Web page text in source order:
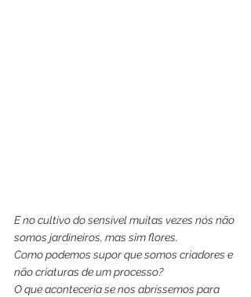
E no cultivo do sensível muitas vezes nós não
somos jardineiros, mas sim flores.
Como podemos supor que somos criadores e
não criaturas de um processo?
O que aconteceria se nos abríssemos para